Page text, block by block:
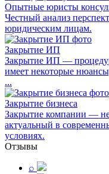
Опытные юристы
Честный анализ
юридическим лицам.
Закрытие ИП
Закрытие ИП —
имеет некоторые
...
Закрытие бизнеса
Закрытие компании —
актуальный в
условиях.
Отзывы
⌕